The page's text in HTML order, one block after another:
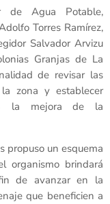
de Agua Potable,
Torres Ramírez,
Salvador Arvizu
Granjas de La
de revisar las
zona y establecer
la mejora de la
propuso un esquema
organismo brindará
de avanzar en la
que beneficien a